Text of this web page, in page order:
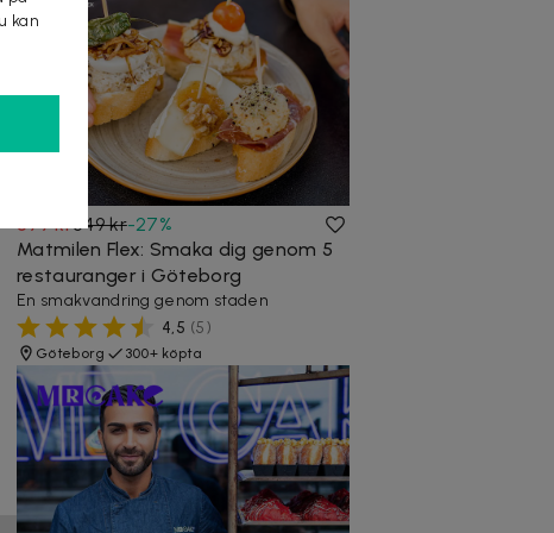
399 kr549 kr-27%
Matmilen Flex: Smaka dig genom 5
restauranger i Göteborg
En smakvandring genom staden
4,5 (5)
Göteborg 300+ köpta
kan